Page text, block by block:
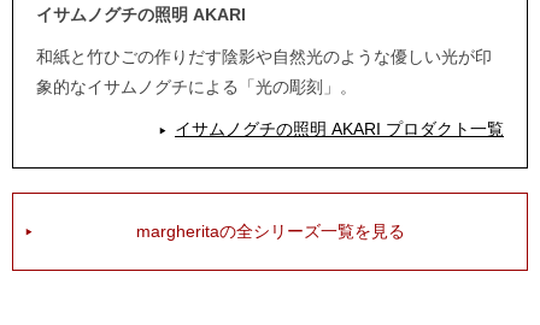
イサムノグチの照明 AKARI
和紙と竹ひごの作りだす陰影や自然光のような優しい光が印
象的なイサムノグチによる「光の彫刻」。
イサムノグチの照明 AKARI プロダクト一覧
margheritaの全シリーズ一覧を見る